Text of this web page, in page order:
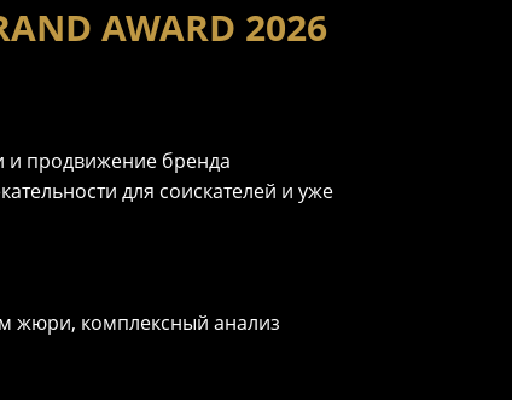
AWARD 2026
и продвижение бренда
для соискателей и уже
жюри, комплексный анализ